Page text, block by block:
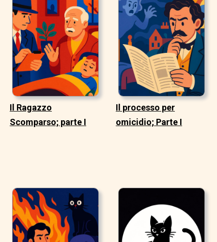
Il Ragazzo
Scomparso; parte I
Il processo per
omicidio; Parte I